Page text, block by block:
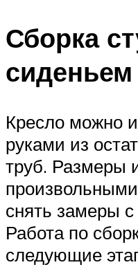
Сборка
сиденьем
Кресло можно
руками из
труб. Размеры
снять замеры
Работа по
следующие